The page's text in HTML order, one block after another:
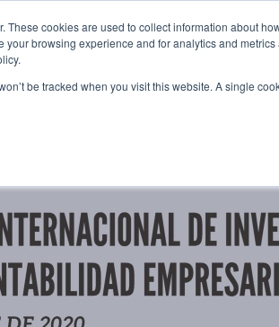
These cookies are used to collect information about
browsing experience and for analytics and
be tracked when you visit this website. A single
ÁREAS FORMACIÓN EVENTOS